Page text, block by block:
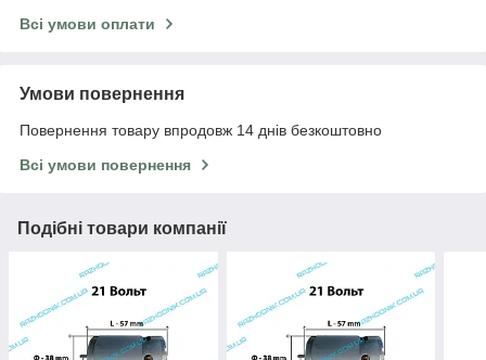
Всі умови оплати
Умови повернення
Повернення товару впродовж 14 днів безкоштовно
Всі умови повернення
Подібні товари компанії